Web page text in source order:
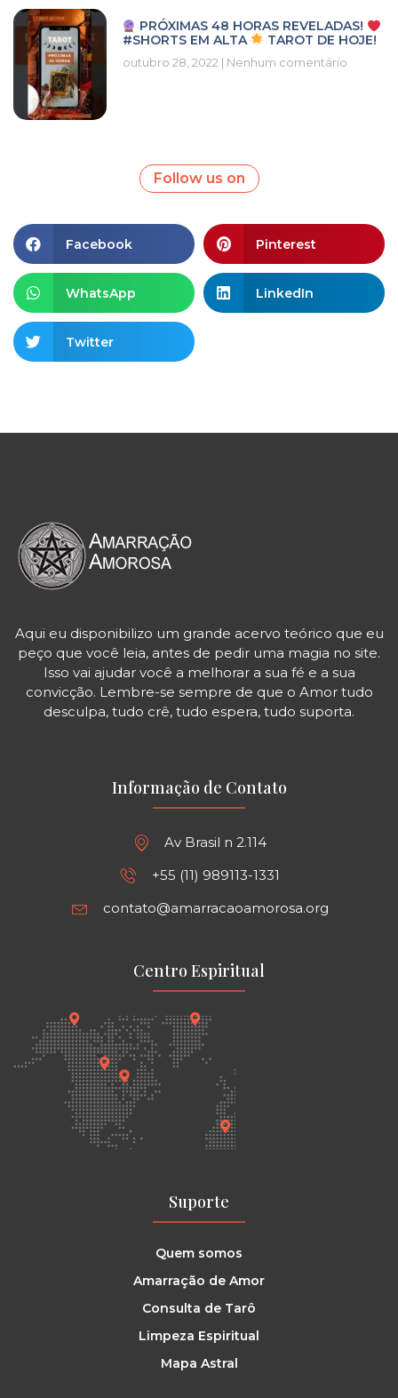
PRÓXIMAS 48 HORAS REVELADAS!
#SHORTS EM ALTA
TAROT DE HOJE!
outubro 28, 2022 Nenhum comentário
Follow us on
Facebook Pinterest
WhatsApp LinkedIn
Twitter
Aqui eu disponibilizo um grande acervo teórico que eu
peço que você leia, antes de pedir uma magia no site.
Isso vai ajudar você a melhorar a sua fé e a sua
convicção. Lembre-se sempre de que o Amor tudo
desculpa, tudo crê, tudo espera, tudo suporta.
Informação de Contato
Av Brasil n 2.114
+55 (11) 989113-1331
contato@amarracaoamorosa.org
Centro Espiritual
Suporte
Quem somos
Amarração de Amor
Consulta de Tarô
Limpeza Espiritual
Mapa Astral